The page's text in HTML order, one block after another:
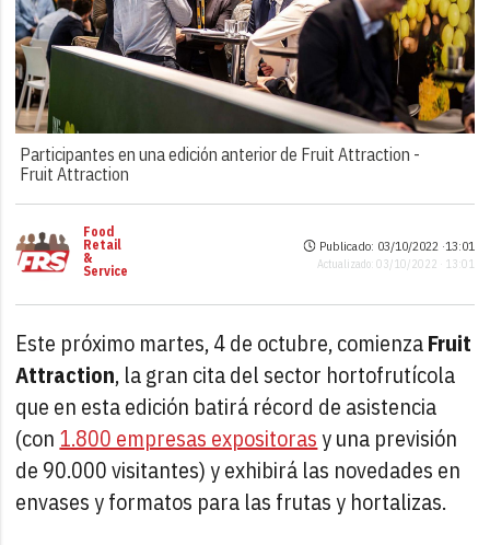
Participantes en una edición anterior de Fruit Attraction -
Fruit Attraction
Food
Retail
&
Service
Publicado: 03/10/2022 ·13:01
Actualizado: 03/10/2022 · 13:01
Este próximo martes, 4 de octubre, comienzaFruit
Attraction, la gran cita del sector hortofrutícola
que en esta edición batirá récord de asistencia
(con 1.800 empresas expositorasy una previsión
de 90.000 visitantes) y exhibirá las novedades en
envases y formatos para las frutas y hortalizas.